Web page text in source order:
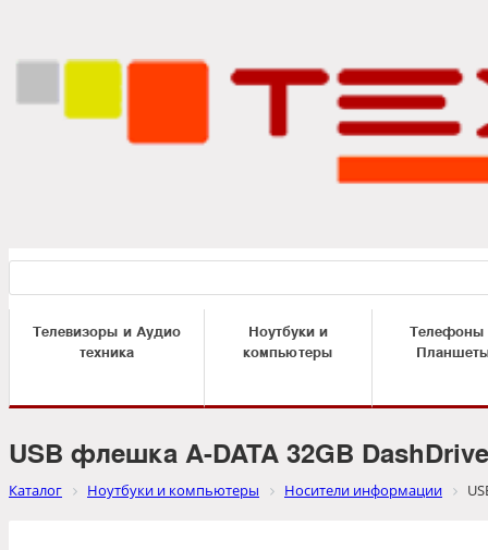
Телевизоры и Аудио
техника
Ноутбуки и
компьютеры
Телефоны
USB флешка A-DATA 32GB
Каталог Ноутбуки и компьютеры Носители информации